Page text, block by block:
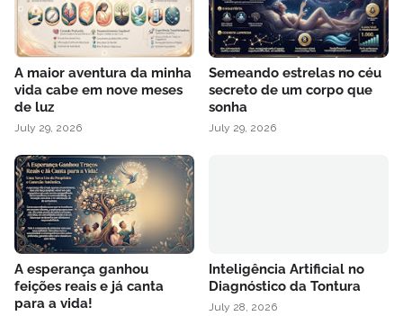
A maior aventura da minha
vida cabe em nove meses
de luz
July 29, 2026
Semeando estrelas no céu
secreto de um corpo que
sonha
July 29, 2026
A esperança ganhou
feições reais e já canta
para a vida!
Inteligência Artificial no
Diagnóstico da Tontura
July 28, 2026